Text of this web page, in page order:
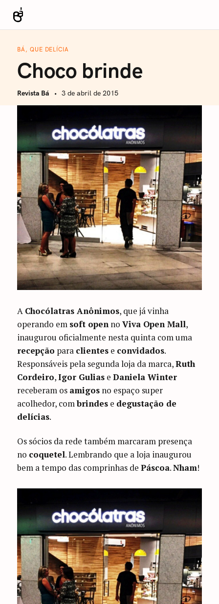
i
Revista Bá
BÁ, QUE DELÍCIA
Choco brinde
Revista Bá 3 de abril de 2015
A Chocólatras Anônimos, que já vinha
operando em soft opennoViva Open Mall,
inaugurou oficialmente nesta quinta com uma
recepção para clientes e convidados.
Responsáveis pela segunda loja da marca,Ruth
Cordeiro,Igor Gulias eDaniela Winter
receberam os amigos no espaço super
acolhedor, combrindes e degustação de
delícias.
Os sócios da rede também marcaram presença
no coquetel. Lembrando que a loja inaugurou
bem a tempo das comprinhas dePáscoa.Nham!